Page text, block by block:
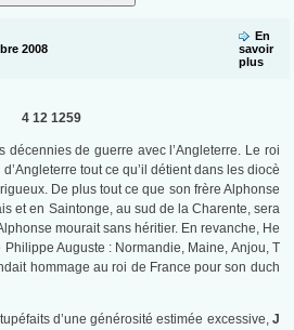
2008
En
savoir
plus
4 12 1259
décennies de guerre avec l’Angleterre. Le roi
tout ce qu’il détient dans les diocè
De plus tout ce que son frère Alphonse
et en Saintonge, au sud de la Charente, sera
mourait sans héritier. En revanche, He
Auguste : Normandie, Maine, Anjou, T
hommage au roi de France pour son duch
d’une générosité estimée excessive, J